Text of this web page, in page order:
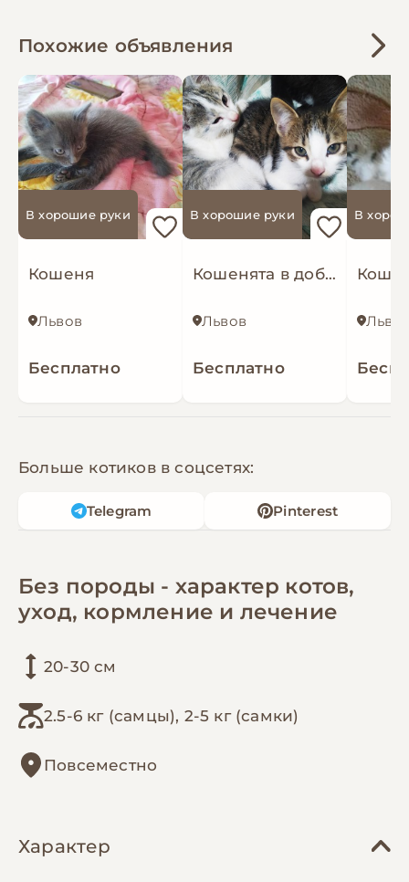
Похожие объявления
В хорошие руки
Кошеня
Львов
Бесплатно
В хорошие руки
Кошенята в добрі руки+подаруночок
Львов
Бесплатно
В
Больше котиков в соцсетях:
Telegram Pinterest
Без породы - характер котов,
уход, кормление и лечение
20-30 см
2.5-6 кг (самцы), 2-5 кг (самки)
Повсеместно
Характер